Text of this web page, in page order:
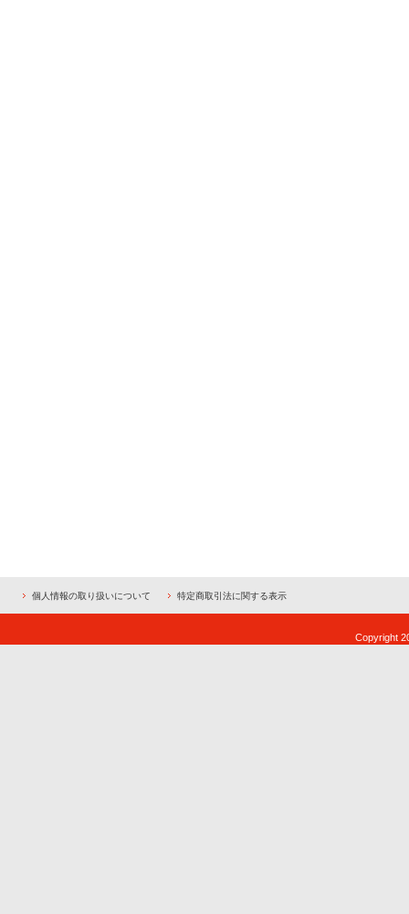
個人情報の取り扱いについて 特定商取引法に関する表示
Copyright